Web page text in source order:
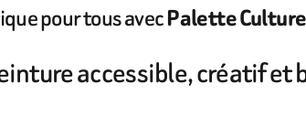
pour tous avecPalette
accessible, créatif